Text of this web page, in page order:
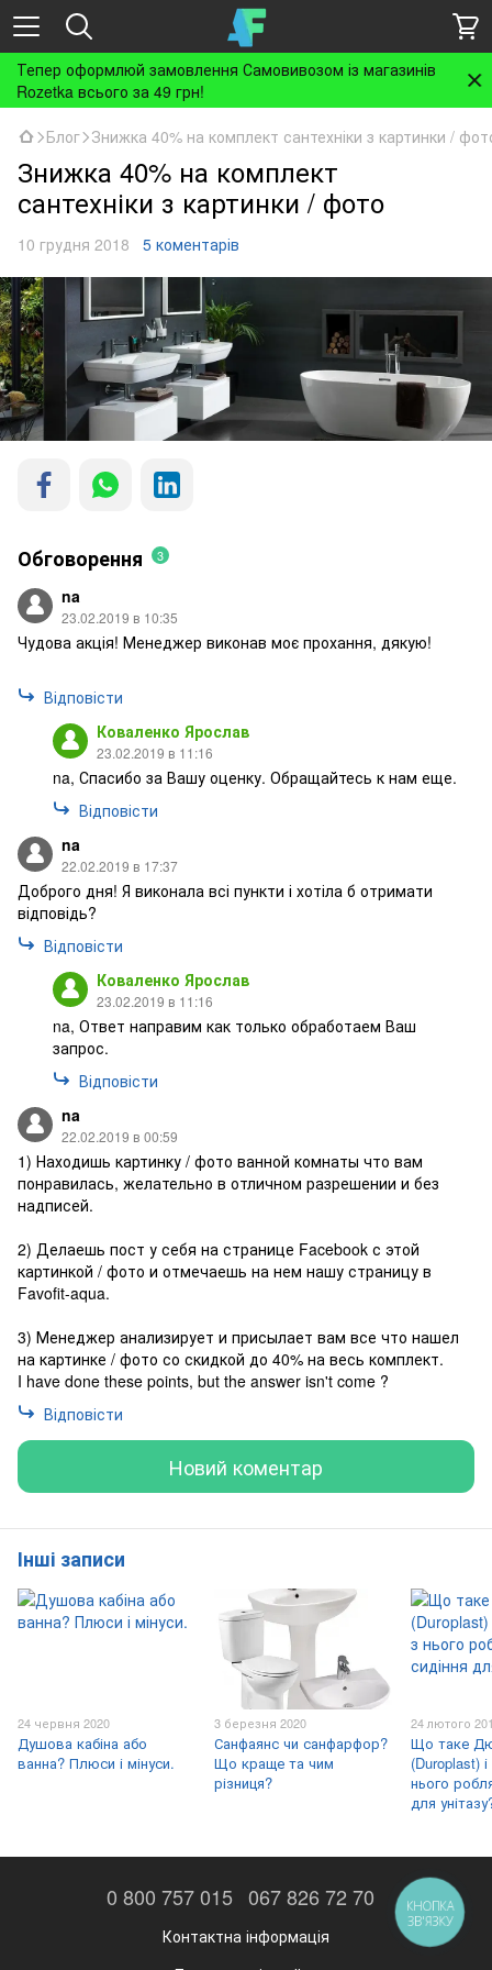
Тепер оформлюй замовлення Самовивозом із магазинів
Rozetka всього за 49 грн!
Блог Знижка 40% на комплект сантехніки з картинки /
Знижка 40% на комплект
сантехніки з картинки / фото
10 грудня 2018 5 коментарів
Обговорення 3
na
23.02.2019 в 10:35
Чудова акція! Менеджер виконав моє прохання, дякую!
Відповісти
Коваленко Ярослав
23.02.2019 в 11:16
na, Спасибо за Вашу оценку. Обращайтесь к нам еще.
Відповісти
na
22.02.2019 в 17:37
Доброго дня! Я виконала всі пункти і хотіла б отримати
відповідь?
Відповісти
Коваленко Ярослав
23.02.2019 в 11:16
na, Ответ направим как только обработаем Ваш
запрос.
Відповісти
na
22.02.2019 в 00:59
1) Находишь картинку / фото ванной комнаты что вам
понравилась, желательно в отличном разрешении и без
надписей.
2) Делаешь пост у себя на странице Facebook с этой
картинкой / фото и отмечаешь на нем нашу страницу в
Favofit-aqua.
3) Менеджер анализирует и присылает вам все что нашел
на картинке / фото со скидкой до 40% на весь комплект.
I have done these points, but the answer isn't come ?
Відповісти
Новий коментар
Інші записи
24 червня 2020
Душова кабіна або
ванна? Плюси і мінуси.
3 березня 2020
Санфаянс чи санфарфор?
Що краще та чим
різниця?
24 лютого
Що таке
(Duroplast)
нього
для
0 800 757 015 067 826 72 70
Контактна інформація
КНОПКА
ЗВ'ЯЗКУ